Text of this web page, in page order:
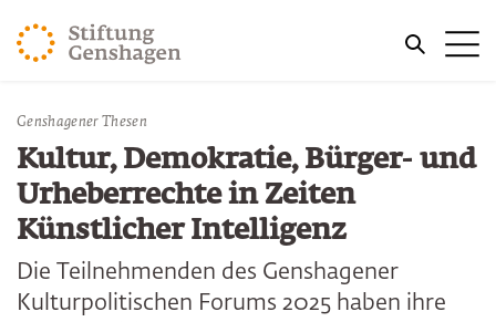
ZUM HAUPTINHALT SPRINGEN
ZUR SUCHE SPRINGEN
Sie befinden sich hier:
Start Publikationen
Genshagener Thesen
Kultur, Demokratie, Bürger- und
Urheberrechte in Zeiten
Künstlicher Intelligenz
Die Teilnehmenden des Genshagener
Kulturpolitischen Forums 2025 haben ihre